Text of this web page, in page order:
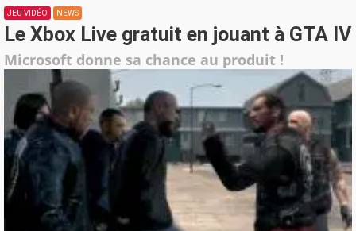
JEU VIDÉO NEWS
Le Xbox Live gratuit en jouant à GTA IV
Microsoft donne sa chance au produit !